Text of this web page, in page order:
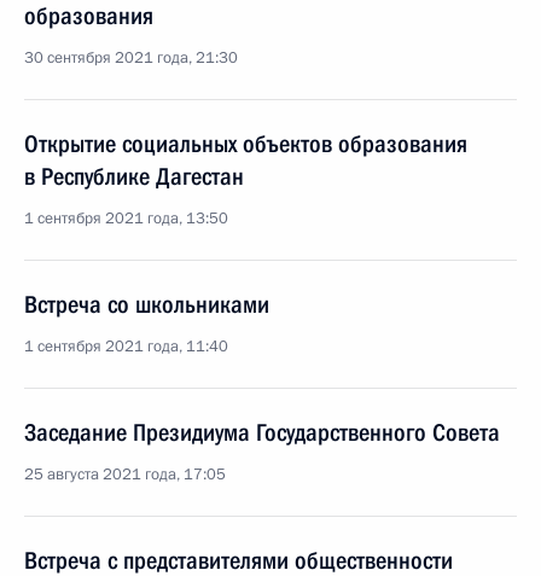
образования
30 сентября 2021 года, 21:30
Открытие социальных объектов образования
в Республике Дагестан
1 сентября 2021 года, 13:50
Встреча со школьниками
1 сентября 2021 года, 11:40
Заседание Президиума Государственного Совета
25 августа 2021 года, 17:05
Встреча с представителями общественности